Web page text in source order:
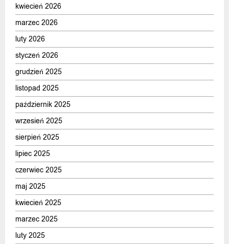
kwiecień 2026
marzec 2026
luty 2026
styczeń 2026
grudzień 2025
listopad 2025
październik 2025
wrzesień 2025
sierpień 2025
lipiec 2025
czerwiec 2025
maj 2025
kwiecień 2025
marzec 2025
luty 2025